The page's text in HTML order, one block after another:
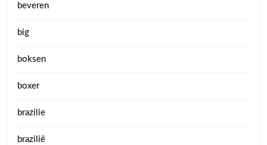
beveren
big
boksen
boxer
brazilie
brazilië